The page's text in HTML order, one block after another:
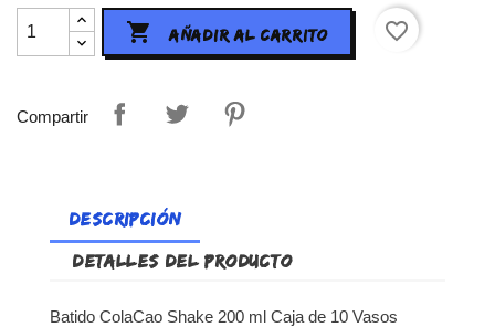
 AÑADIR AL CARRITO favorite_border
Compartir
DESCRIPCIÓN
DETALLES DEL PRODUCTO
Batido ColaCao Shake 200 ml Caja de 10 Vasos